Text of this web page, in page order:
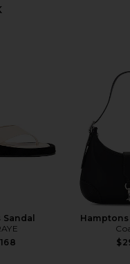
Sandal